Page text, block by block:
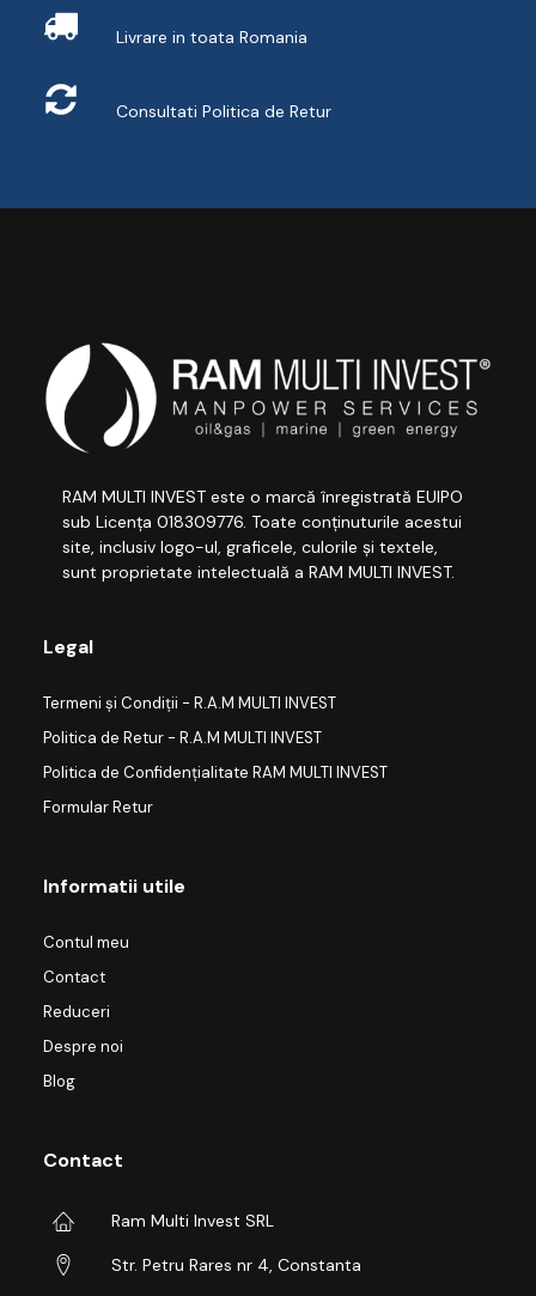
Livrare in toata Romania
Consultati Politica de Retur
RAM MULTI INVEST este o marcă înregistrată EUIPO
sub Licența 018309776. Toate conținuturile acestui
site, inclusiv logo-ul, graficele, culorile și textele,
sunt proprietate intelectuală a RAM MULTI INVEST.
Legal
Termeni și Condiții - R.A.M MULTI INVEST
Politica de Retur - R.A.M MULTI INVEST
Politica de Confidențialitate RAM MULTI INVEST
Formular Retur
Informatii utile
Contul meu
Contact
Reduceri
Despre noi
Blog
Contact
Ram Multi Invest SRL
Str. Petru Rares nr 4, Constanta